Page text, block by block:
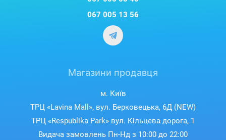
067 005 13 56
Магазини продавця
м. Київ
ТРЦ «Lavina Mall», вул. Берковецька, 6Д (NEW)
ТРЦ «Respublika Park» вул. Кільцева дорога, 1
Видача замовлень Пн-Нд з 10:00 до 22:00